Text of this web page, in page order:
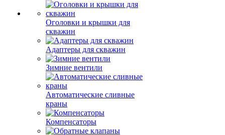
Оголовки и крышки для
скважин
Адаптеры для скважин
Зимние вентили
Автоматические сливные
краны
Компенсаторы